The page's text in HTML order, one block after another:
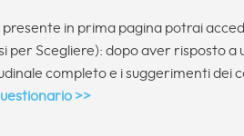
in prima pagina potrai
per Scegliere): dopo aver risposto a
completo e i suggerimenti dei
>>